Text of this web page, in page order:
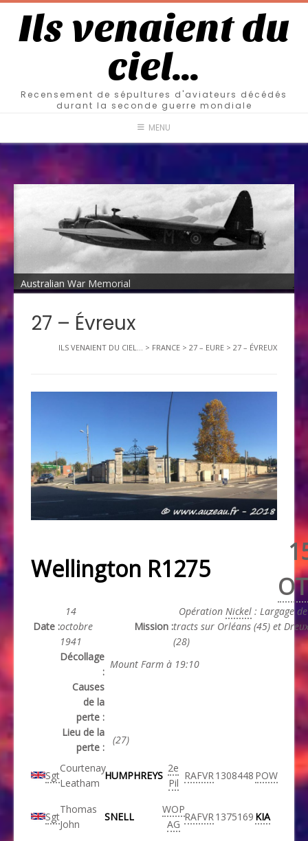
Ils venaient du
ciel…
Recensement de sépultures d'aviateurs décédés
durant la seconde guerre mondiale
MENU
Australian War Memorial
27 – Évreux
ILS VENAIENT DU CIEL... > FRANCE > 27 – EURE > 27 – ÉVREUX
Wellington R1275
Date :
14
octobre
1941
Mission :
Opération Nickel : Largage de
tracts sur Orléans (45) et
(28)
Décollage
:
Mount Farm à 19:10
Causes
de la
perte :
Lieu de la
perte :
(27)
Sgt
Courtenay
Leatham
HUMPHREYS
2e
Pil
RAFVR 1308448 POW
Sgt
Thomas
John
SNELL
WOP
AG
RAFVR 1375169 KIA